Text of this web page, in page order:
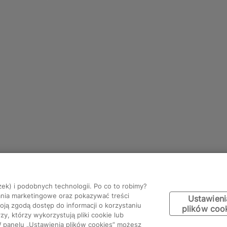
i podobnych technologii. Po co to robimy?
marketingowe oraz pokazywać treści
zgodą dostęp do informacji o korzystaniu
którzy wykorzystują pliki cookie lub
„Ustawienia plików cookies” możesz
plików